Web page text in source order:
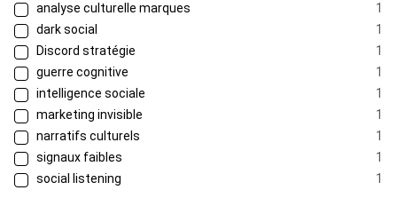
analyse culturelle marques
1
dark social
1
Discord stratégie
1
guerre cognitive
1
intelligence sociale
1
marketing invisible
1
narratifs culturels
1
signaux faibles
1
social listening
1